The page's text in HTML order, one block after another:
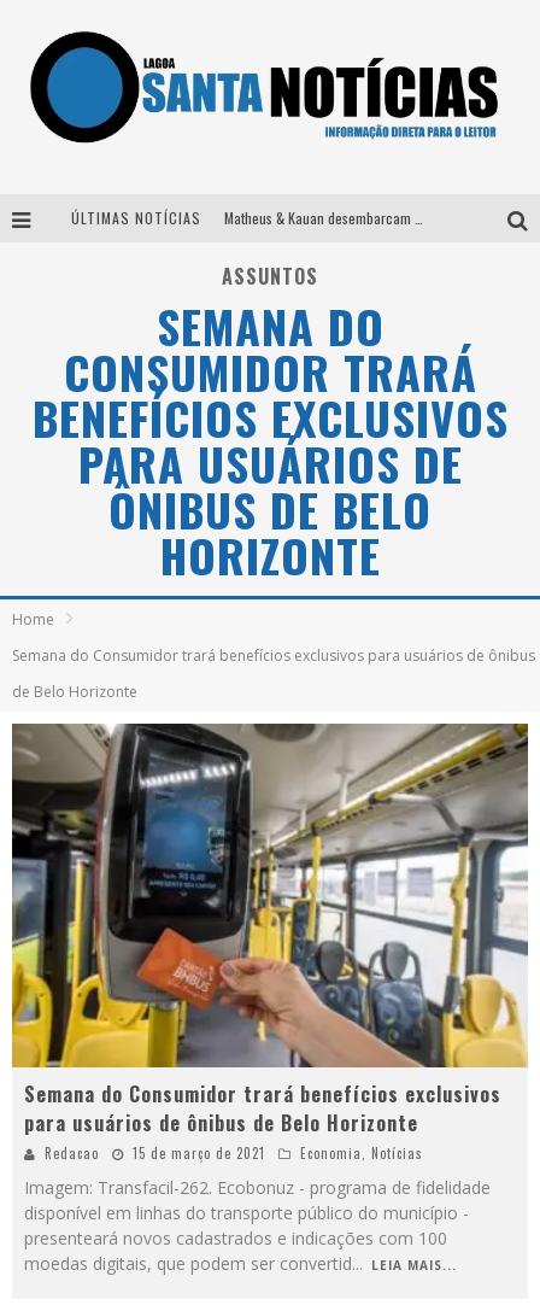
ÚLTIMAS NOTÍCIAS
Após sair da KondZilla, DJ Danny Albuquerque inicia nova fase
ASSUNTOS
SEMANA DO
CONSUMIDOR TRARÁ
BENEFÍCIOS EXCLUSIVOS
PARA USUÁRIOS DE
ÔNIBUS DE BELO
HORIZONTE
Home
Semana do Consumidor trará benefícios exclusivos para usuários de ônibus
de Belo Horizonte
Semana do Consumidor trará benefícios exclusivos
para usuários de ônibus de Belo Horizonte
Redacao 15 de março de 2021 Economia, Notícias
Imagem: Transfacil-262. Ecobonuz - programa de fidelidade
disponível em linhas do transporte público do município -
presenteará novos cadastrados e indicações com 100
moedas digitais, que podem ser convertid... LEIA MAIS...